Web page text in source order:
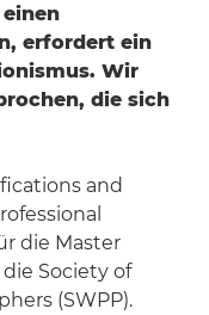
erfordert ein
Wir
die sich
and
die Master
Society of
(SWPP).